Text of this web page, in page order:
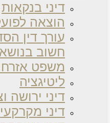
דיני בנקאות
הוצאה לפועל
עורך דין
חשוב בנושא
משפט אזרחי
ליטיגציה
דיני ירושה
דיני מקרקעין